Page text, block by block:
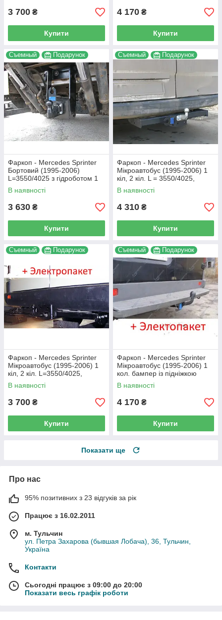
3 700 ₴
Купити
4 170 ₴
Купити
Съемный Подарунок
Фаркоп - Mercedes Sprinter
Бортовий (1995-2006)
L=3550/4025 з гідроботом 1
кіл, 2 кіл.
В наявності
3 630 ₴
Купити
Съемный Подарунок
Фаркоп - Mercedes Sprinter
Мікроавтобус (1995-2006) 1
кіл, 2 кіл. L = 3550/4025,
з'ємний литий на 2 болтах
В наявності
4 310 ₴
Купити
Съемный Подарунок
Фаркоп - Mercedes Sprinter
Мікроавтобус (1995-2006) 1
кіл, 2 кіл. L=3550/4025,
з'ємний на 2 болтах на
пластині
В наявності
3 700 ₴
Купити
Съемный Подарунок
Фаркоп - Mercedes Sprinter
Мікроавтобус (1995-2006) 1
кол. бампер із підніжкою
L=3550/4025, з'ємний 2
болтах
В наявності
4 170 ₴
Купити
Показати ще
Про нас
95% позитивних з 23 відгуків за рік
Працює з 16.02.2011
м. Тульчин
ул. Петра Захарова (бывшая Лобача), 36, Тульчин,
Україна
Контакти
Сьогодні працює з 09:00 до 20:00
Показати весь графік роботи